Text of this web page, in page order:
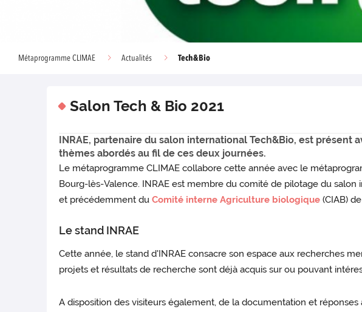
Métaprogramme CLIMAE Actualités Tech&Bio
Salon Tech & Bio 2021
INRAE, partenaire du salon international Tech&Bio, est
thèmes abordés au fil de ces deux journées.
Le métaprogramme CLIMAE collabore cette année avec le
Bourg-lès-Valence. INRAE est membre du comité de pilotage du salon
et précédemment duComité interne Agriculture biologique (CIAB) de
Le stand INRAE
Cette année, le stand d'INRAE consacre son espace aux recherches
projets et résultats de recherche sont déjà acquis sur ou pouvant
A disposition des visiteurs également, de la documentation et